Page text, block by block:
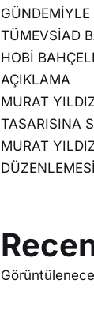
TÜMEVSİAD
HOBİ
AÇIKLAMA
MURAT
TASARISINA
MURAT